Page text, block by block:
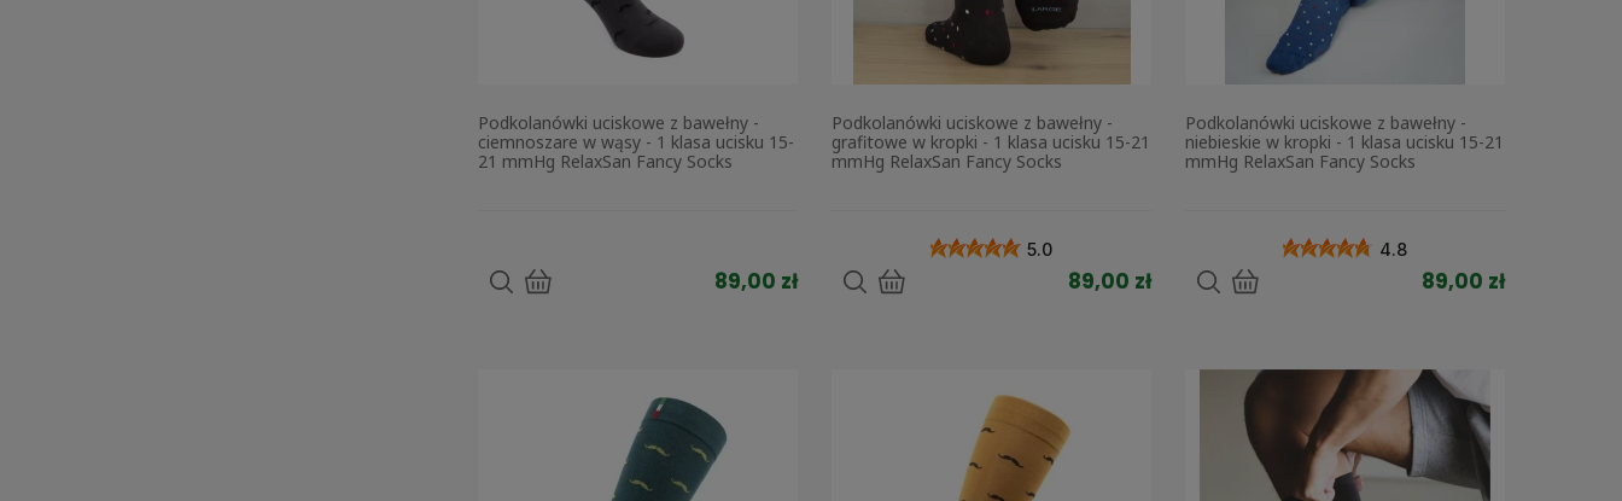
Podkolanówki uciskowe z bawełny -
ciemnoszare w wąsy - 1 klasa ucisku 15-
21 mmHg RelaxSan Fancy Socks
89,00 zł
Podkolanówki uciskowe z bawełny -
grafitowe w kropki - 1 klasa ucisku 15-21
mmHg RelaxSan Fancy Socks
5.0
89,00 zł
Podkolanówki uciskowe z bawełny -
niebieskie w kropki - 1 klasa ucisku 15-21
mmHg RelaxSan Fancy Socks
4.8
89,00 zł